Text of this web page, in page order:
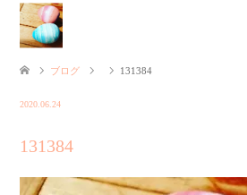
ブログ 131384
2020.06.24
131384